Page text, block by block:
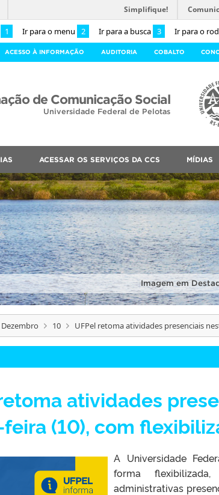
1 Ir para o menu 2 Ir para a busca 3 Ir para o
Simplifique!
ACESSO À INFORMAÇÃO AUDITORIA COBALTO
de Comunicação Social
Universidade Federal de Pelotas
ACESSAR OS SERVIÇOS DA CCS MÍDIAS
Imagem em
Dezembro 10 UFPel retoma atividades presenciais
atividades
(10), com
A Universidade
forma
administrativas